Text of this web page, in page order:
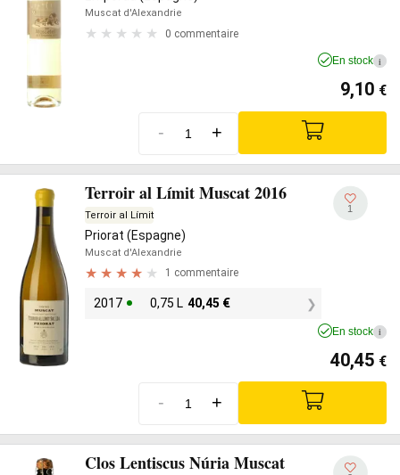
Muscat d'Alexandrie
0 commentaire
En stock i
9,10 €
- +
Terroir al Límit Muscat 2016
Terroir al Límit
Priorat (Espagne)
Muscat d'Alexandrie
1 commentaire
2017 0,75 L 40,45 €
1
En stock i
40,45 €
- +
Clos Lentiscus Núria Muscat